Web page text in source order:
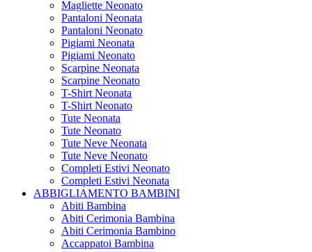
Magliette Neonato
Pantaloni Neonata
Pantaloni Neonato
Pigiami Neonata
Pigiami Neonato
Scarpine Neonata
Scarpine Neonato
T-Shirt Neonata
T-Shirt Neonato
Tute Neonata
Tute Neonato
Tute Neve Neonata
Tute Neve Neonato
Completi Estivi Neonato
Completi Estivi Neonata
ABBIGLIAMENTO BAMBINI
Abiti Bambina
Abiti Cerimonia Bambina
Abiti Cerimonia Bambino
Accappatoi Bambina